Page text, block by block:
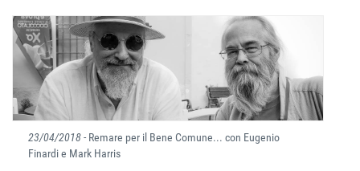
23/04/2018- Remare per il Bene Comune... con Eugenio
Finardi e Mark Harris